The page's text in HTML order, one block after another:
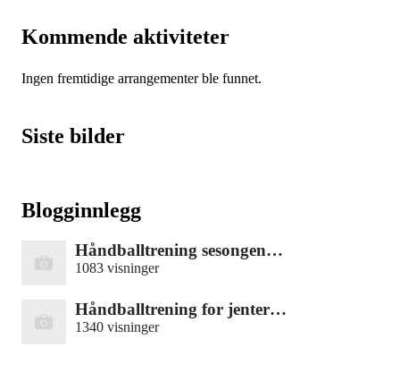
Kommende aktiviteter
Ingen fremtidige arrangementer ble funnet.
Siste bilder
Blogginnlegg
Håndballtrening sesongen…
1083 visninger
Håndballtrening for jenter…
1340 visninger